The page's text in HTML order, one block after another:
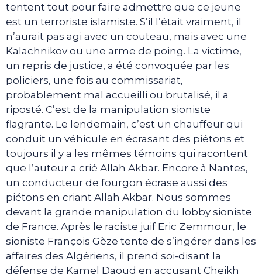
tentent tout pour faire admettre que ce jeune
est un terroriste islamiste. S’il l’était vraiment, il
n’aurait pas agi avec un couteau, mais avec une
Kalachnikov ou une arme de poing. La victime,
un repris de justice, a été convoquée par les
policiers, une fois au commissariat,
probablement mal accueilli ou brutalisé, il a
riposté. C’est de la manipulation sioniste
flagrante. Le lendemain, c’est un chauffeur qui
conduit un véhicule en écrasant des piétons et
toujours il y a les mêmes témoins qui racontent
que l’auteur a crié Allah Akbar. Encore à Nantes,
un conducteur de fourgon écrase aussi des
piétons en criant Allah Akbar. Nous sommes
devant la grande manipulation du lobby sioniste
de France. Après le raciste juif Eric Zemmour, le
sioniste François Gèze tente de s’ingérer dans les
affaires des Algériens, il prend soi-disant la
défense de Kamel Daoud en accusant Cheikh